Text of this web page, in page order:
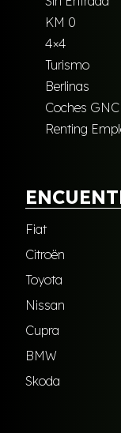
KM 0
4×4
Turismo
Berlinas
Coches GNC
Renting
Fiat
Citroën
Toyota
Nissan
Cupra
BMW
Skoda